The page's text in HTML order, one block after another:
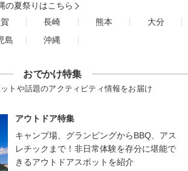
の夏祭りはこちら
長崎 熊本
大分
島 沖縄
おでかけ特集
トや話題のアクティビティ情報をお届け
アウトドア特集
キャンプ場、グランピングからBBQ、アス
レチックまで！非日常体験を存分に堪能で
きるアウトドアスポットを紹介